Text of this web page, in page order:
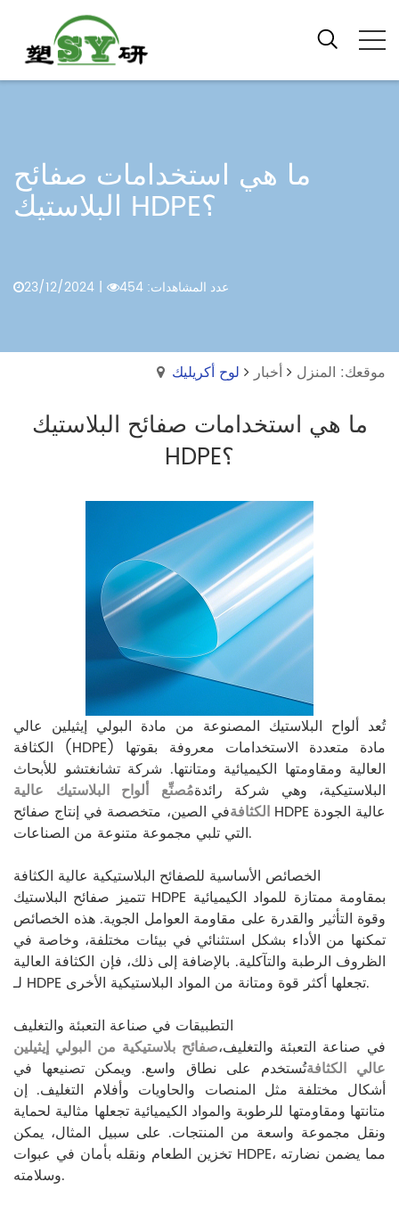
ما هي استخدامات صفائح
البلاستيك HDPE؟
23/12/2024 | عدد المشاهدات: 454
موقعك: المنزل أخبار لوح أكريليك
ما هي استخدامات صفائح البلاستيك
HDPE؟
تُعد ألواح البلاستيك المصنوعة من مادة البولي إيثيلين عالي
الكثافة (HDPE) مادة متعددة الاستخدامات معروفة بقوتها
العالية ومقاومتها الكيميائية ومتانتها. شركة تشانغتشو للأبحاث
البلاستيكية، وهي شركة رائدةمُصنِّع ألواح البلاستيك عالية
الكثافةفي الصين، متخصصة في إنتاج صفائح HDPE عالية الجودة
التي تلبي مجموعة متنوعة من الصناعات.
الخصائص الأساسية للصفائح البلاستيكية عالية الكثافة
تتميز صفائح البلاستيك HDPE بمقاومة ممتازة للمواد الكيميائية
وقوة التأثير والقدرة على مقاومة العوامل الجوية. هذه الخصائص
تمكنها من الأداء بشكل استثنائي في بيئات مختلفة، وخاصة في
الظروف الرطبة والتآكلية. بالإضافة إلى ذلك، فإن الكثافة العالية
لـ HDPE تجعلها أكثر قوة ومتانة من المواد البلاستيكية الأخرى.
التطبيقات في صناعة التعبئة والتغليف
في صناعة التعبئة والتغليف،صفائح بلاستيكية من البولي إيثيلين
عالي الكثافةتُستخدم على نطاق واسع. ويمكن تصنيعها في
أشكال مختلفة مثل المنصات والحاويات وأفلام التغليف. إن
متانتها ومقاومتها للرطوبة والمواد الكيميائية تجعلها مثالية لحماية
ونقل مجموعة واسعة من المنتجات. على سبيل المثال، يمكن
تخزين الطعام ونقله بأمان في عبوات HDPE، مما يضمن نضارته
وسلامته.